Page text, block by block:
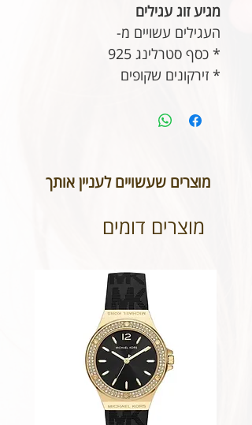
מגיע זוג עגילים
העגילים עשויים מ-
* כסף סטרלינג 925
* זירקונים שקופים
מוצרים שעשויים לעניין אותך
מוצרים דומים